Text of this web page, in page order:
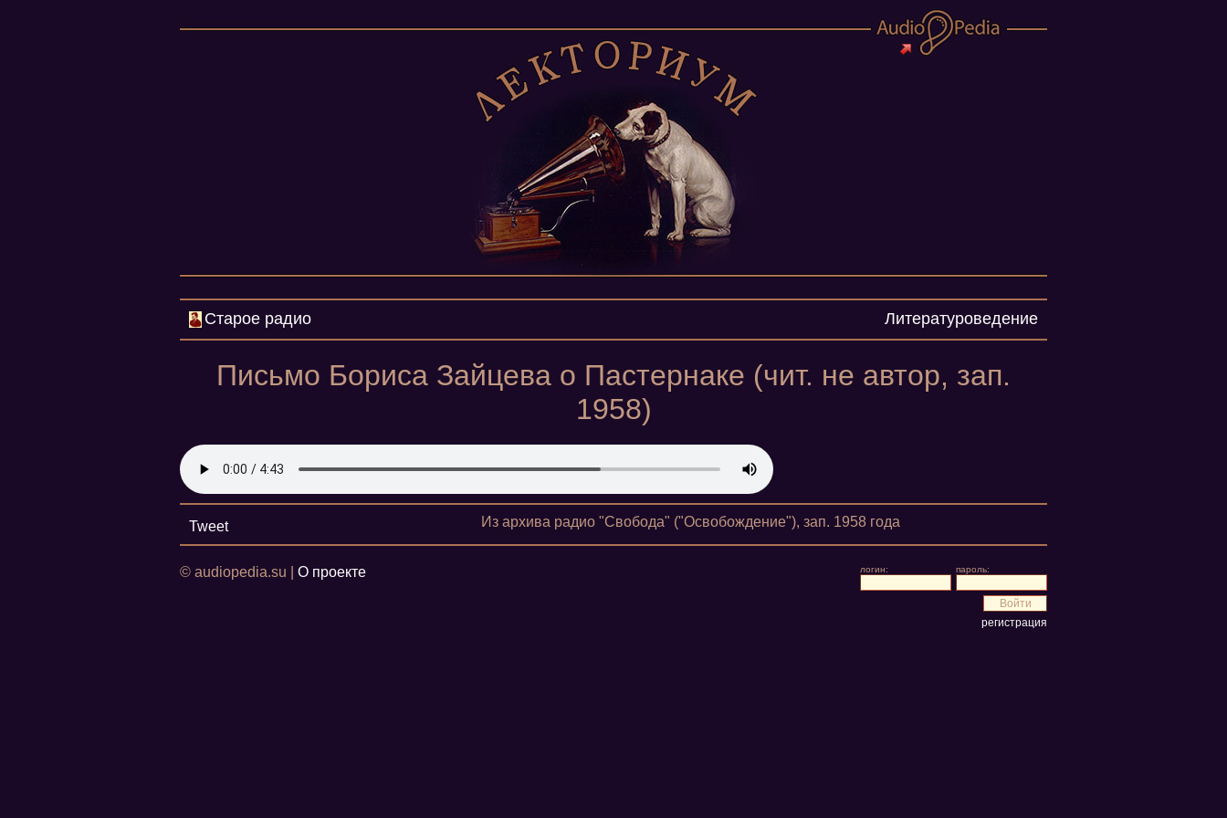
Старое радио Литературоведение
Письмо Бориса Зайцева о Пастернаке (чит. не автор, зап.
1958)
Tweet Из архива радио "Свобода" ("Освобождение"), зап. 1958 года
© audiopedia.su | О проекте пароль:
логин:
регистрация